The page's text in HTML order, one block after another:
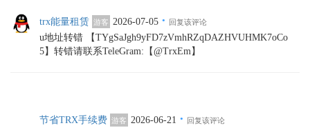
trx能量租赁 游客 2026-07-05 · 回复该评论
u地址转错 【TYgSaJgh9yFD7zVmhRZqDAZHVUHMK7oCo
5】转错请联系TeleGram:【@TrxEm】
节省TRX手续费 游客 2026-06-21 · 回复该评论